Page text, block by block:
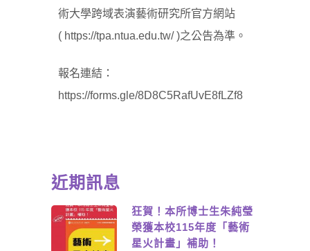
術大學跨域表演藝術研究所官方網站
( https://tpa.ntua.edu.tw/)之公告為準。
報名連結：
https://forms.gle/8D8C5RafUvE8fLZf8
近期訊息
狂賀！本所博士生朱純瑩
榮獲本校115年度「藝術
星火計畫」補助！